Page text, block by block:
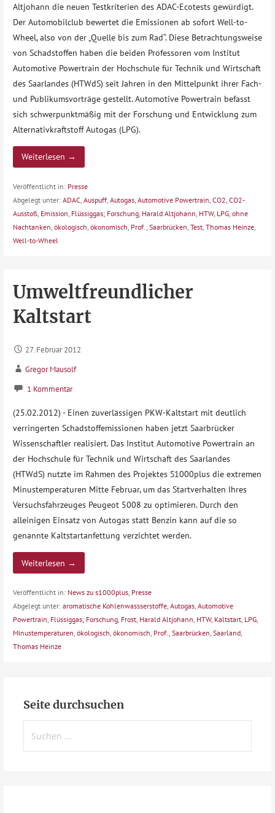
Altjohann die neuen Testkriterien des ADAC-Ecotests gewürdigt.
Der Automobilclub bewertet die Emissionen ab sofort Well-to-
Wheel, also von der „Quelle bis zum Rad“. Diese Betrachtungsweise
von Schadstoffen haben die beiden Professoren vom Institut
Automotive Powertrain der Hochschule für Technik und Wirtschaft
des Saarlandes (HTWdS) seit Jahren in den Mittelpunkt ihrer Fach-
und Publikumsvorträge gestellt. Automotive Powertrain befasst
sich schwerpunktmäßig mit der Forschung und Entwicklung zum
Alternativkraftstoff Autogas (LPG).
Weiterlesen →
Veröffentlicht in: Presse
Abgelegt unter: ADAC, Auspuff, Autogas, Automotive Powertrain CO2 CO2-
Ausstoß, Emission Flüssiggas; Forschung, Harald Altjohann HTW, LPG, ohne
Nachtanken ökologisch ökonomisch Prof. Saarbrücken Test, Thomas Heinze,
Well-to-Wheel
Umweltfreundlicher
Kaltstart
27. Februar 2012
Gregor Mausolf
1 Kommentar
(25.02.2012) - Einen zuverlässigen PKW-Kaltstart mit deutlich
verringerten Schadstoffemissionen haben jetzt Saarbrücker
Wissenschaftler realisiert. Das Institut Automotive Powertrain an
der Hochschule für Technik und Wirtschaft des Saarlandes
(HTWdS) nutzte im Rahmen des Projektes S1000plus die extremen
Minustemperaturen Mitte Februar, um das Startverhalten Ihres
Versuchsfahrzeuges Peugeot 5008 zu optimieren. Durch den
alleinigen Einsatz von Autogas statt Benzin kann auf die so
genannte Kaltstartanfettung verzichtet werden.
Weiterlesen →
Veröffentlicht in: News zu s1000plus, Presse
Abgelegt unter: aromatische Kohlenwassserstoffe, Autogas, Automotive
Powertrain Flüssiggas; Forschung, Frost, Harald Altjohann HTW, Kaltstart, LPG,
Minustemperaturen ökologisch ökonomisch Prof. Saarbrücken Saarland,
Thomas Heinze
Seite durchsuchen
nach: